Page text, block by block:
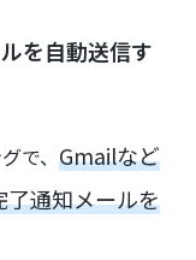
を自動送信す
で、Gmailなど
通知メールを